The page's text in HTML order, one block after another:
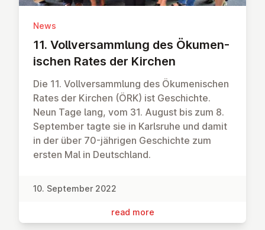
News
11. Vollver­sammlung des Öku­men­
is­chen Rates der Kirchen
Die 11. Vollversammlung des Ökumenischen
Rates der Kirchen (ÖRK) ist Geschichte.
Neun Tage lang, vom 31. August bis zum 8.
September tagte sie in Karlsruhe und damit
in der über 70-jährigen Geschichte zum
ersten Mal in Deutschland.
10. September 2022
read more